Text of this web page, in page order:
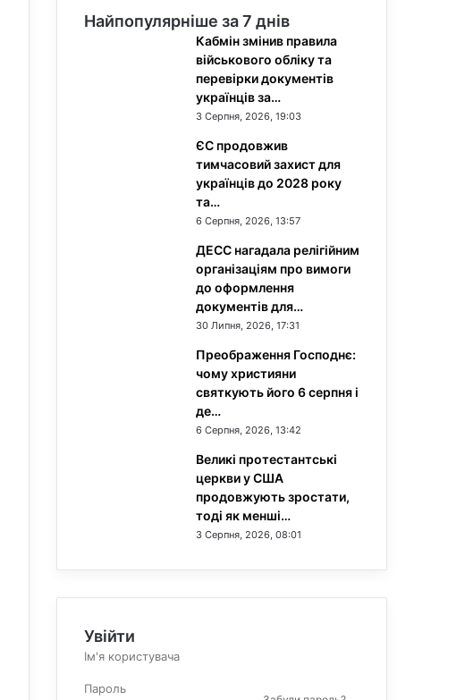
Найпопулярніше за 7 днів
Кабмін змінив правила
військового обліку та
перевірки документів
українців за…
3 Серпня, 2026, 19:03
ЄС продовжив
тимчасовий захист для
українців до 2028 року
та…
6 Серпня, 2026, 13:57
ДЕСС нагадала релігійним
організаціям про вимоги
до оформлення
документів для…
30 Липня, 2026, 17:31
Преображення Господнє:
чому християни
святкують його 6 серпня і
де…
6 Серпня, 2026, 13:42
Великі протестантські
церкви у США
продовжують зростати,
тоді як менші…
3 Серпня, 2026, 08:01
Увійти